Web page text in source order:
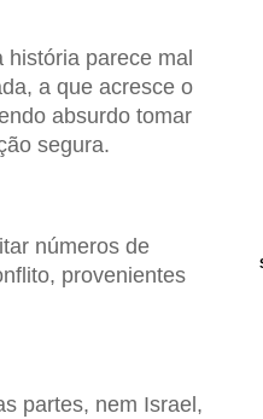
parece mal
a que acresce o
absurdo tomar
segura.
números de
provenientes
partes, nem Israel,